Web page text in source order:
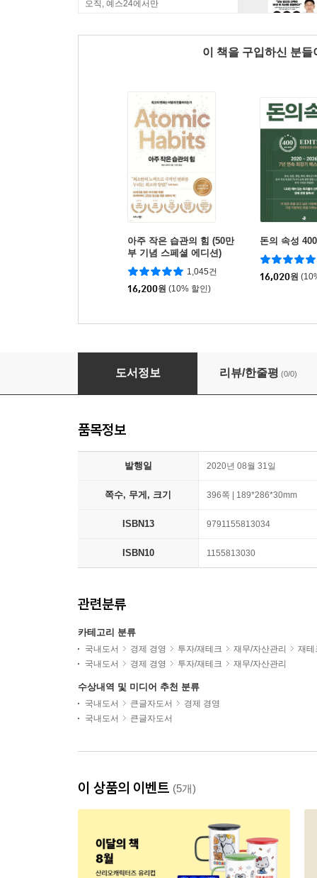
오직, 예스24에서만
이 책을 구입하신 분
아주 작은 습관의 힘 (50만
부 기념 스페셜 에디션)
1,045건
16,200원 (10% 할인)
돈의 속성
16,020원
부자의 언어 (큰글자도서)
도서정보 리뷰/한줄평 (0/0)
품목정보
발행일 2020년 08월 31일
쪽수, 무게, 크기 396쪽 | 189*286*30mm
ISBN13 9791155813034
ISBN10 1155813030
관련분류
카테고리 분류
국내도서 경제 경영 투자/재테크 재무/자산관리
재테
국내도서
경제 경영 투자/재테크 재무/자산관리
수상내역 및 미디어 추천 분류
국내도서 큰글자도서
경제 경영
국내도서
큰글자도서
이 상품의 이벤트 (5개)